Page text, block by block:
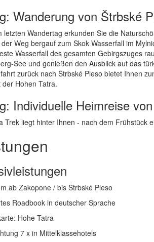
Wanderung von Štrbské
letzten Wandertag erkunden Sie die
Weg bergauf zum Skok Wasserfall im
Wasserfall des gesamten Gebirgszuges
See und genießen den Ausblick auf das
zurück nach Štrbské Pleso bietet Ihnen
der Hohen Tatra.
Individuelle Heimreise
Trek liegt hinter Ihnen - nach dem Frühstück
ab Zakopone / bis Štrbské Pleso
Roadbook in deutscher Sprache
Hohe Tatra
7 x in Mittelklassehotels